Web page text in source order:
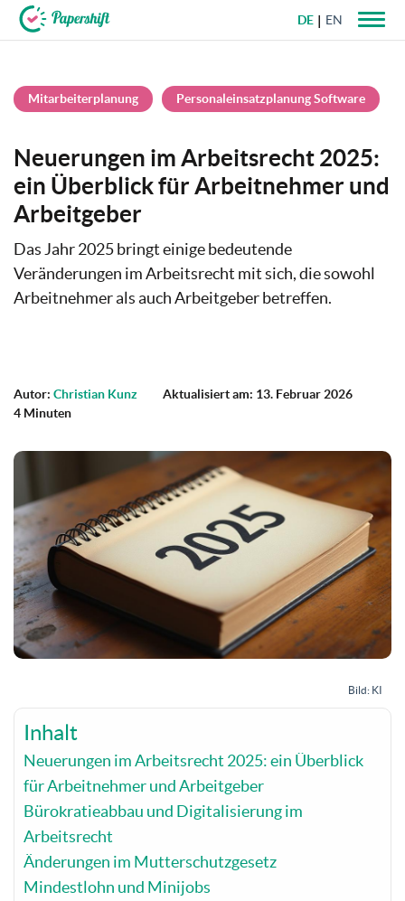
DE EN
Mitarbeiterplanung Personaleinsatzplanung Software
Neuerungen im Arbeitsrecht 2025:
ein Überblick für Arbeitnehmer und
Arbeitgeber
Das Jahr 2025 bringt einige bedeutende
Veränderungen im Arbeitsrecht mit sich, die sowohl
Arbeitnehmer als auch Arbeitgeber betreffen.
Autor: Christian Kunz
Aktualisiert am: 13. Februar 2026
4 Minuten
Bild: KI
Inhalt
Neuerungen im Arbeitsrecht 2025: ein Überblick
für Arbeitnehmer und Arbeitgeber
Bürokratieabbau und Digitalisierung im
Arbeitsrecht
Änderungen im Mutterschutzgesetz
Mindestlohn und Minijobs